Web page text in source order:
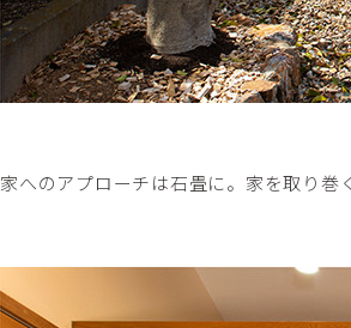
家へのアプローチは石畳に。家を取り巻